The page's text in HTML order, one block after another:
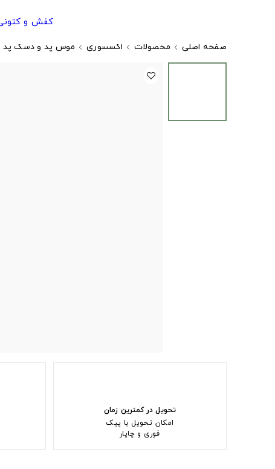
کفش و
صفحه اصلی محصولات اکسسوری
موس پد و دسک پد
تحویل در کمترین زمان
امکان تحویل با پیک
فوری و چاپار